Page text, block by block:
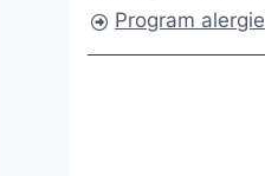
Program alergie